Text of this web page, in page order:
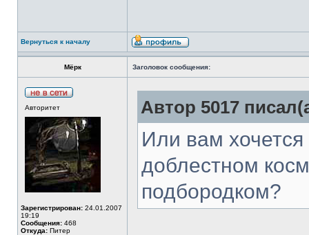
Вернуться к началу
Мёрк Заголовок сообщения:
Авторитет
Зарегистрирован: 24.01.2007
19:19
Сообщения: 468
Откуда: Питер
Автор 5017
Или вам
доблестном
подбородком?